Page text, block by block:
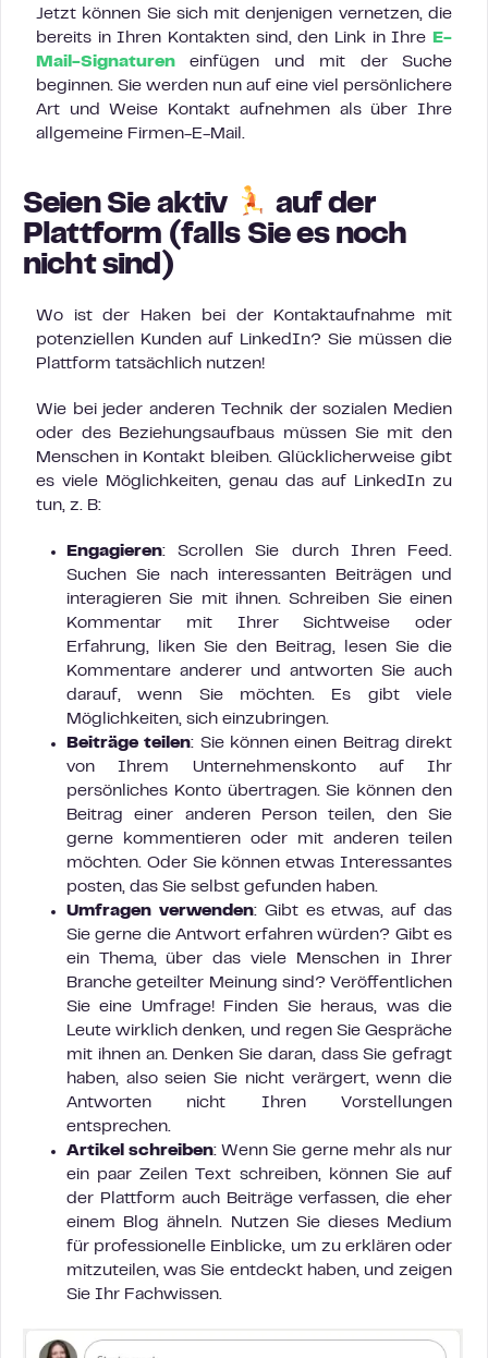
Jetzt können Sie sich mit denjenigen vernetzen, die
bereits in Ihren Kontakten sind, den Link in Ihre
E-
Mail-Signaturen einfügen und mit der Suche
beginnen. Sie werden nun auf eine viel persönlichere
Art und Weise Kontakt aufnehmen als über Ihre
allgemeine Firmen-E-Mail.
Seien Sie aktiv
auf der
Plattform (falls Sie es noch
nicht sind)
Wo ist der Haken bei der Kontaktaufnahme mit
potenziellen Kunden auf LinkedIn? Sie müssen die
Plattform tatsächlich nutzen!
Wie bei jeder anderen Technik der sozialen Medien
oder des Beziehungsaufbaus müssen Sie mit den
Menschen in Kontakt bleiben. Glücklicherweise gibt
es viele Möglichkeiten, genau das auf LinkedIn zu
tun, z. B:
Engagieren: Scrollen Sie durch Ihren Feed.
Suchen Sie nach interessanten Beiträgen und
interagieren Sie mit ihnen. Schreiben Sie einen
Kommentar mit Ihrer Sichtweise oder
Erfahrung, liken Sie den Beitrag, lesen Sie die
Kommentare anderer und antworten Sie auch
darauf, wenn Sie möchten. Es gibt viele
Möglichkeiten, sich einzubringen.
Beiträge teilen: Sie können einen Beitrag direkt
von Ihrem Unternehmenskonto auf Ihr
persönliches Konto übertragen. Sie können den
Beitrag einer anderen Person teilen, den Sie
gerne kommentieren oder mit anderen teilen
möchten. Oder Sie können etwas Interessantes
posten, das Sie selbst gefunden haben.
Umfragen verwenden: Gibt es etwas, auf das
Sie gerne die Antwort erfahren würden? Gibt es
ein Thema, über das viele Menschen in Ihrer
Branche geteilter Meinung sind? Veröffentlichen
Sie eine Umfrage! Finden Sie heraus, was die
Leute wirklich denken, und regen Sie Gespräche
mit ihnen an. Denken Sie daran, dass Sie gefragt
haben, also seien Sie nicht verärgert, wenn die
Antworten nicht Ihren Vorstellungen
entsprechen.
Artikel schreiben: Wenn Sie gerne mehr als nur
ein paar Zeilen Text schreiben, können Sie auf
der Plattform auch Beiträge verfassen, die eher
einem Blog ähneln. Nutzen Sie dieses Medium
für professionelle Einblicke, um zu erklären oder
mitzuteilen, was Sie entdeckt haben, und zeigen
Sie Ihr Fachwissen.